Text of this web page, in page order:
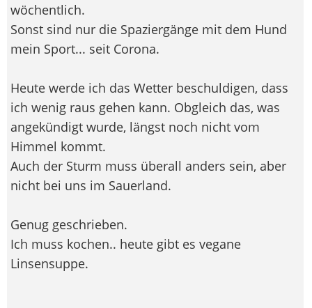
wöchentlich.
Sonst sind nur die Spaziergänge mit dem Hund
mein Sport... seit Corona.
Heute werde ich das Wetter beschuldigen, dass
ich wenig raus gehen kann. Obgleich das, was
angekündigt wurde, längst noch nicht vom
Himmel kommt.
Auch der Sturm muss überall anders sein, aber
nicht bei uns im Sauerland.
Genug geschrieben.
Ich muss kochen.. heute gibt es vegane
Linsensuppe.